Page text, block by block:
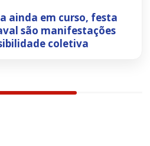
ainda em curso, festa
são manifestações
coletiva